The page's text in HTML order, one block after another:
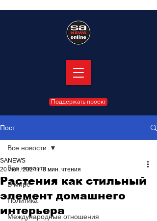
Поддержать проект
Пост
Все новости
В мире
Политика
Международные отношения
Все новости
Растения как стильный
элемент домашнего
интерьера
SANEWS
20 июн. 2024 г. 3 мин. чтения